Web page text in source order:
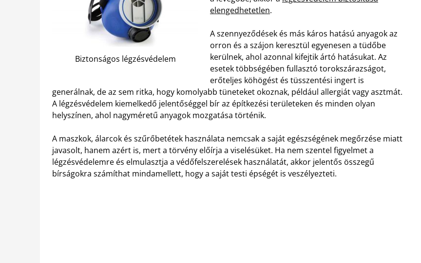
Biztonságos légzésvédelem
elengedhetetlen.
A szennyeződések és más káros hatású anyagok az
orron és a szájon keresztül egyenesen a tüdőbe
kerülnek, ahol azonnal kifejtik ártó hatásukat. Az
esetek többségében fullasztó torokszárazságot,
erőteljes köhögést és tüsszentési ingert is
generálnak, de az sem ritka, hogy komolyabb tüneteket okoznak, például allergiát vagy asztmát.
A légzésvédelem kiemelkedő jelentőséggel bír az építkezési területeken és minden olyan
helyszínen, ahol nagyméretű anyagok mozgatása történik.
A maszkok, álarcok és szűrőbetétek használata nemcsak a saját egészségének megőrzése miatt
javasolt, hanem azért is, mert a törvény előírja a viselésüket. Ha nem szentel figyelmet a
légzésvédelemre és elmulasztja a védőfelszerelések használatát, akkor jelentős összegű
bírságokra számíthat mindamellett, hogy a saját testi épségét is veszélyezteti.